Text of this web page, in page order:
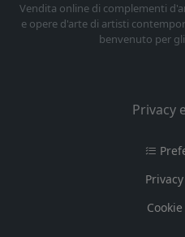
Vendita online di complementi
e opere d'arte di artisti
benvenuto per
Privacy